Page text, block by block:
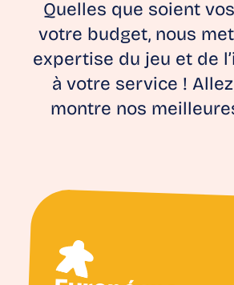
Quelles que soient
votre budget, nous
expertise du jeu et de
à votre service !
montre nos